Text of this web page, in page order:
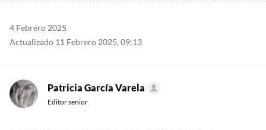
4 Febrero 2025
Actualizado 11 Febrero 2025, 09:13
Patricia García Varela
Editor senior